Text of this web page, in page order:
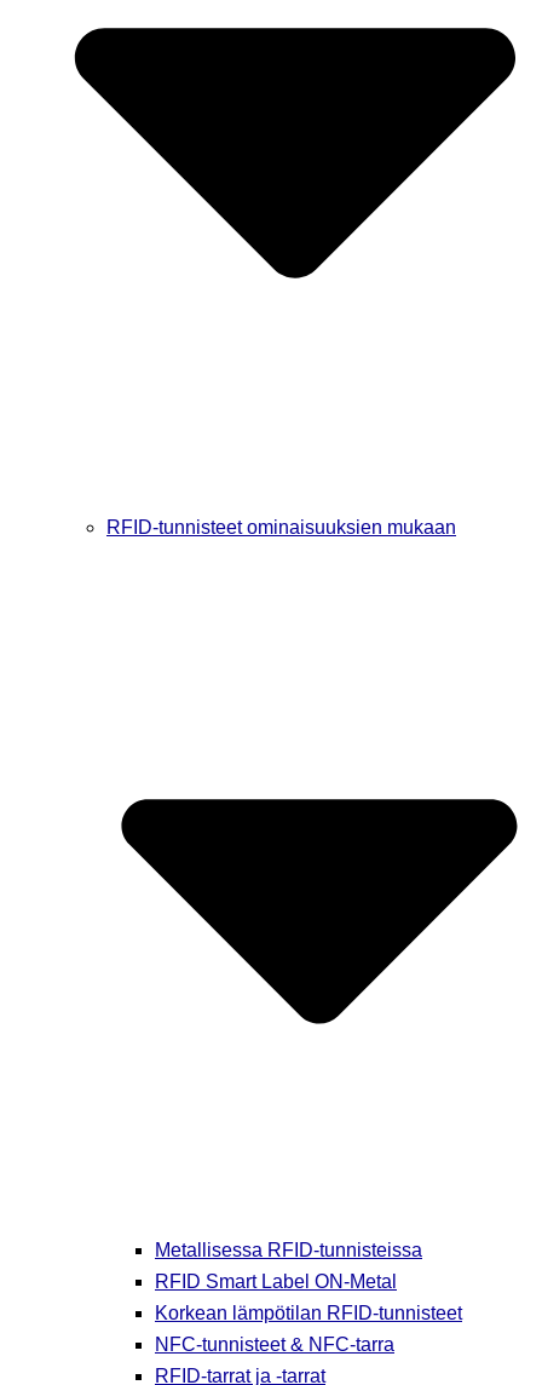
RFID-tunnisteet ominaisuuksien mukaan
Metallisessa RFID-tunnisteissa
RFID Smart Label ON-Metal
Korkean lämpötilan RFID-tunnisteet
NFC-tunnisteet & NFC-tarra
RFID-tarrat ja -tarrat